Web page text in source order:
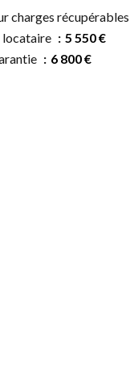
charges récupérables
locataire
5 550 €
6 800 €